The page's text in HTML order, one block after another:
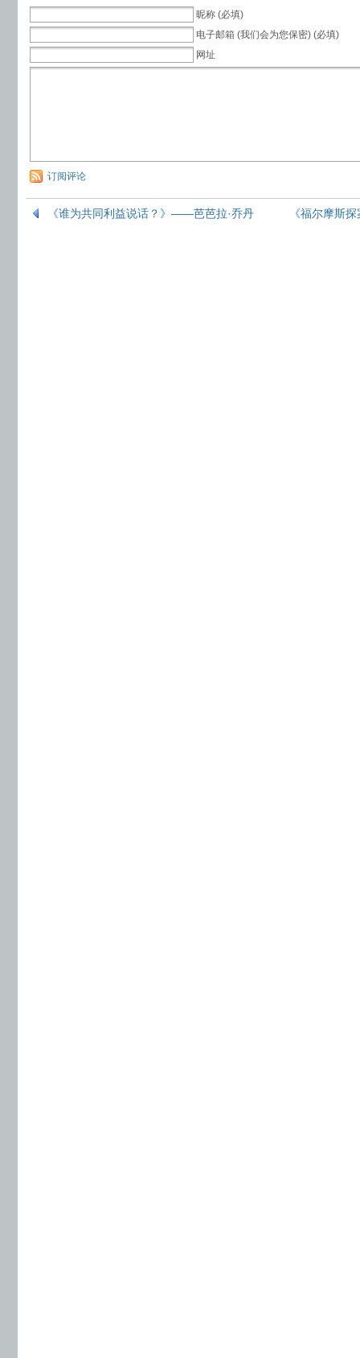
昵称 (必填)
电子邮箱 (我们会为您保密) (必填)
网址
订阅评论
《谁为共同利益说话？》——芭芭拉·乔丹 《福尔摩斯